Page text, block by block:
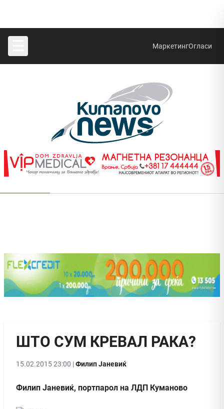
МаркетингОгласи
ШТО СУМ КРЕВАЛ РАКА?
15.02.2015 23:00 |Филип Јаневиќ
Филип Јаневиќ, портпарол на ЛДП Куманово